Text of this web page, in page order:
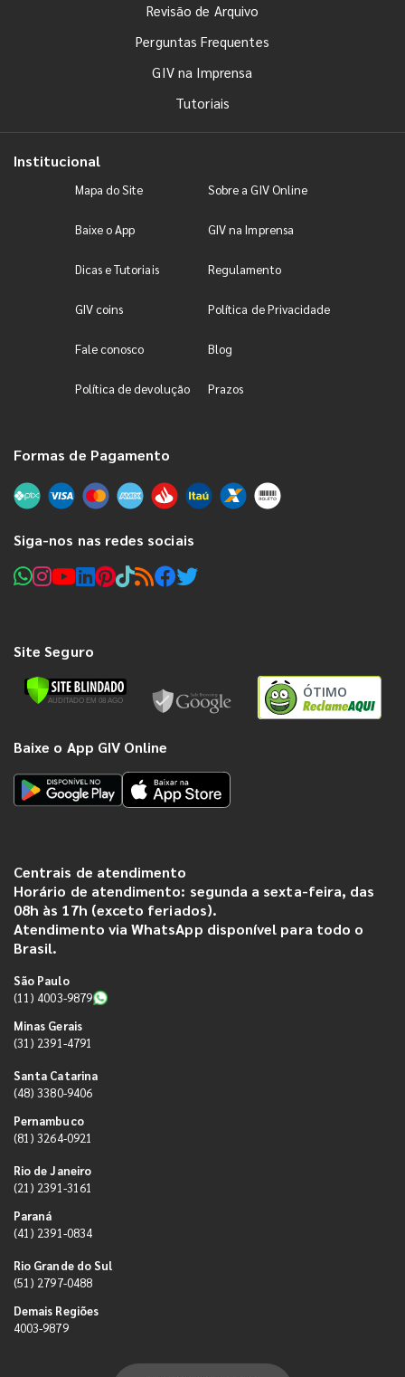
Revisão de Arquivo
Perguntas Frequentes
GIV na Imprensa
Tutoriais
Institucional
Mapa do Site Sobre a GIV Online
Baixe o App GIV na Imprensa
Dicas e Tutoriais Regulamento
GIV coins Política de Privacidade
Fale conosco Blog
Política de devolução Prazos
Formas de Pagamento
Siga-nos nas redes sociais
Site Seguro
ÓTIMO
Baixe o App GIV Online
Centrais de atendimento
Horário de atendimento: segunda a sexta-feira, das
08h às 17h (exceto feriados).
Atendimento via WhatsApp disponível para todo o
Brasil.
São Paulo
(11) 4003-9879
Minas Gerais
(31) 2391-4791
Santa Catarina
(48) 3380-9406
Pernambuco
(81) 3264-0921
Rio de Janeiro
(21) 2391-3161
Paraná
(41) 2391-0834
Rio Grande do Sul
(51) 2797-0488
Demais Regiões
4003-9879